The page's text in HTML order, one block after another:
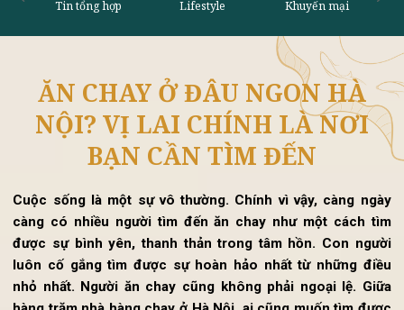
Tin tổng hợp Lifestyle
ĂN CHAY Ở ĐÂU NGON HÀ
NỘI? VỊ LAI CHÍNH LÀ NƠI
BẠN CẦN TÌM ĐẾN
Cuộc sống là một sự vô thường. Chính vì vậy, càng
càng có nhiều người tìm đến ăn chay như một cách
được sự bình yên, thanh thản trong tâm hồn. Con
luôn cố gắng tìm được sự hoàn hảo nhất từ những